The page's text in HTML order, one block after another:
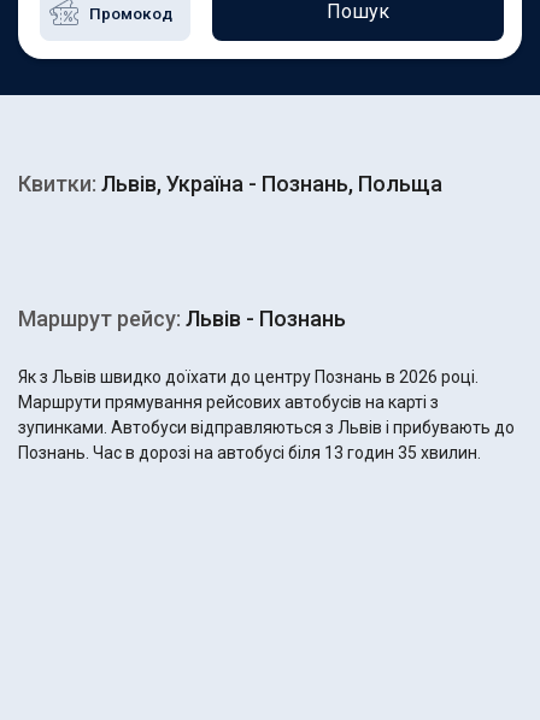
Пошук
Квитки: Львів, Україна - Познань, Польща
Маршрут рейсу: Львів - Познань
Як з Львів швидко доїхати до центру Познань в 2026 році.
Маршрути прямування рейсових автобусів на карті з
зупинками. Автобуси відправляються з Львів і прибувають до
Познань. Час в дорозі на автобусі біля 13 годин 35 хвилин.